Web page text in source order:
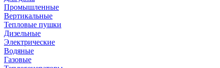
Промышленные
Вертикальные
Тепловые пушки
Дизельные
Электрические
Водяные
Газовые